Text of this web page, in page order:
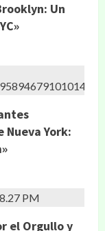
Un
Nueva York:
el Orgullo y